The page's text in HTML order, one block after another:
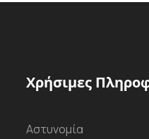
Χρήσιμες
Αστυνομία